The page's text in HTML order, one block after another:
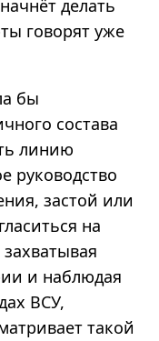
делать
говорят уже
бы
состава
линию
руководство
застой или
на
и наблюдая
ВСУ,
такой